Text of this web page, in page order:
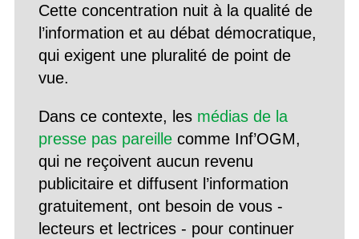
Cette concentration nuit à la qualité de
l’information et au débat démocratique,
qui exigent une pluralité de point de
vue.
Dans ce contexte, les médias de la
presse pas pareillecomme Inf’OGM,
qui ne reçoivent aucun revenu
publicitaire et diffusent l’information
gratuitement, ont besoin de vous -
lecteurs et lectrices - pour continuer